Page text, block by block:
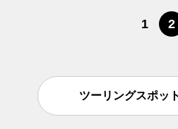
1 2
ツーリングスポッ